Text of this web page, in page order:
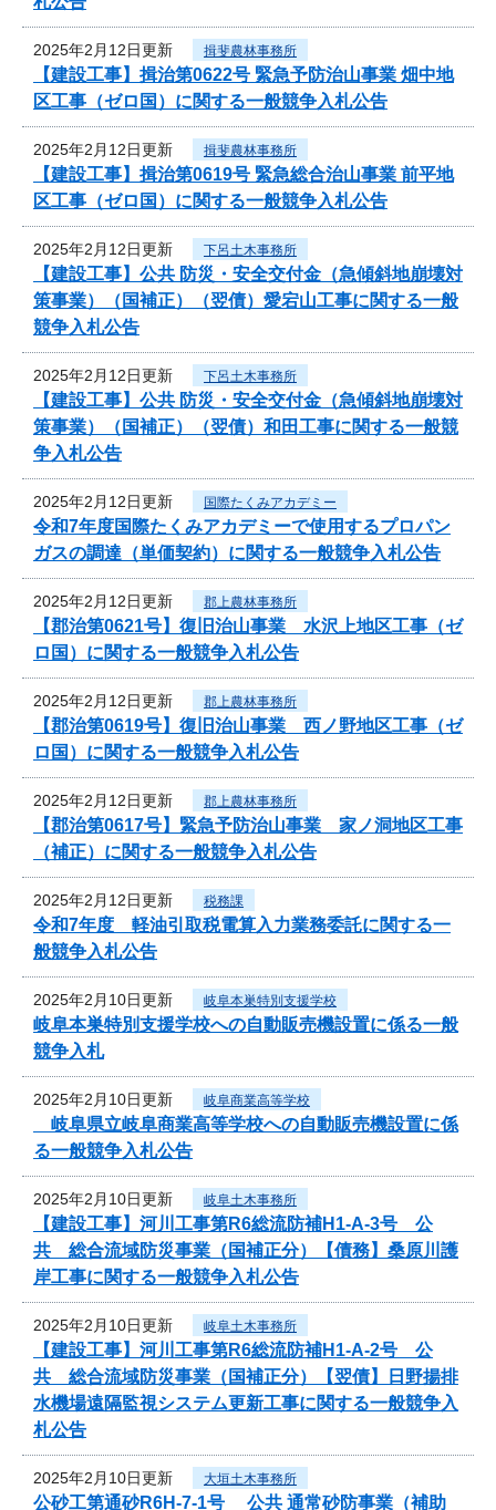
2025年2月12日更新 揖斐農林事務所
【建設工事】揖治第0622号 緊急予防治山事業 畑中地
区工事（ゼロ国）に関する一般競争入札公告
2025年2月12日更新 揖斐農林事務所
【建設工事】揖治第0619号 緊急総合治山事業 前平地
区工事（ゼロ国）に関する一般競争入札公告
2025年2月12日更新 下呂土木事務所
【建設工事】公共 防災・安全交付金（急傾斜地崩壊対
策事業）（国補正）（翌債）愛宕山工事に関する一般
競争入札公告
2025年2月12日更新 下呂土木事務所
【建設工事】公共 防災・安全交付金（急傾斜地崩壊対
策事業）（国補正）（翌債）和田工事に関する一般競
争入札公告
2025年2月12日更新 国際たくみアカデミー
令和7年度国際たくみアカデミーで使用するプロパン
ガスの調達（単価契約）に関する一般競争入札公告
2025年2月12日更新 郡上農林事務所
【郡治第0621号】復旧治山事業 水沢上地区工事（ゼ
ロ国）に関する一般競争入札公告
2025年2月12日更新 郡上農林事務所
【郡治第0619号】復旧治山事業 西ノ野地区工事（ゼ
ロ国）に関する一般競争入札公告
2025年2月12日更新 郡上農林事務所
【郡治第0617号】緊急予防治山事業 家ノ洞地区工事
（補正）に関する一般競争入札公告
2025年2月12日更新 税務課
令和7年度 軽油引取税電算入力業務委託に関する一
般競争入札公告
2025年2月10日更新 岐阜本巣特別支援学校
岐阜本巣特別支援学校への自動販売機設置に係る一般
競争入札
2025年2月10日更新 岐阜商業高等学校
岐阜県立岐阜商業高等学校への自動販売機設置に係
る一般競争入札公告
2025年2月10日更新 岐阜土木事務所
【建設工事】河川工事第R6総流防補H1-A-3号 公
共 総合流域防災事業（国補正分）【債務】桑原川護
岸工事に関する一般競争入札公告
2025年2月10日更新 岐阜土木事務所
【建設工事】河川工事第R6総流防補H1-A-2号 公
共 総合流域防災事業（国補正分）【翌債】日野揚排
水機場遠隔監視システム更新工事に関する一般競争入
札公告
2025年2月10日更新 大垣土木事務所
公砂工第通砂R6H-7-1号 公共 通常砂防事業（補助